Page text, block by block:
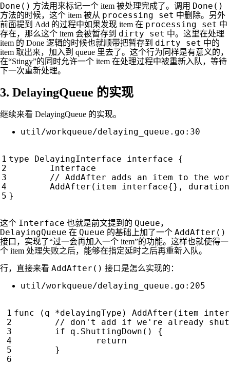
Done() 方法用来标记一个 item 被处理完成了。调用 Done()
方法的时候，这个 item 被从 processing set 中删除。另外
前面提到 Add 的过程中如果发现 item 在 processing set 中
存在，那么这个 item 会被暂存到 dirty set 中。这里在处理
item 的 Done 逻辑的时候也就顺带把暂存到 dirty set 中的
item 取出来，加入到 queue 里去了。这个行为同样是有意义的，
在“Stingy”的同时允许一个 item 在处理过程中被重新入队，等待
下一次重新处理。
3. DelayingQueue 的实现
继续来看 DelayingQueue 的实现。
util/workqueue/delaying_queue.go:30
type DelayingInterface interface
{
Interface
AddAfter ( item interface{},
duration
}
这个 Interface 也就是前文提到的 Queue，
DelayingQueue 在 Queue 的基础上加了一个 AddAfter()
接口，实现了“过一会再加入一个 item”的功能。这样也就使得一
个 item 处理失败之后，能够在指定延时之后再重新入队。
行，直接来看 AddAfter() 接口是怎么实现的：
util/workqueue/delaying_queue.go:205
func ( q *delayingType ) AddAfter ( item
if
q . ShuttingDown ()
{
return
}